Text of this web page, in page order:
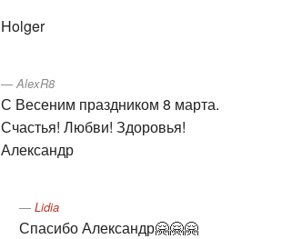
Holger
AlexR8
С Весеним праздником 8 марта.
Счастья! Любви! Здоровья!
Александр
Lidia
Спасибо Александр🤗🤗🤗